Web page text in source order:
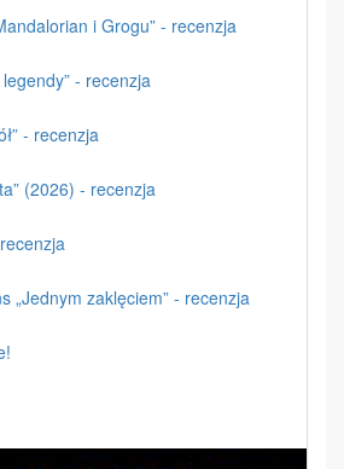
i Grogu” - recenzja
- recenzja
- recenzja
(2026) - recenzja
„Jednym zaklęciem” - recenzja